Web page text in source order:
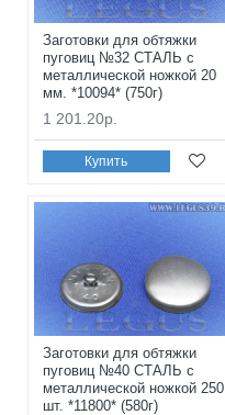
Заготовки для обтяжки
пуговиц №32 СТАЛЬ с
металлической ножкой 20
мм. *10094* (750г)
1 201.20р.
Купить
Заготовки для обтяжки
пуговиц №40 СТАЛЬ с
металлической ножкой 250
шт. *11800* (580г)